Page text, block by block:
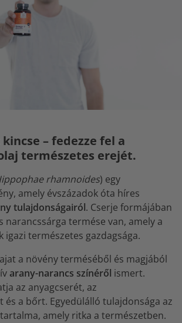
– fedezze fel a
természetes erejét.
rhamnoides) egy
amely évszázadok óta híres
tulajdonságairól. Cserje formájában
narancssárga termése van, amely a
igazi természetes gazdagsága.
a növény terméséből és magjából
arany-narancs színéről ismert.
az anyagcserét, az
a bőrt. Egyedülálló tulajdonsága az
amely ritka a természetben.